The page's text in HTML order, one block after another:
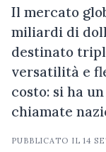
Il mercato
miliardi di
destinato
versatilità e
costo: si ha
chiamate
PUBBLICATO IL14